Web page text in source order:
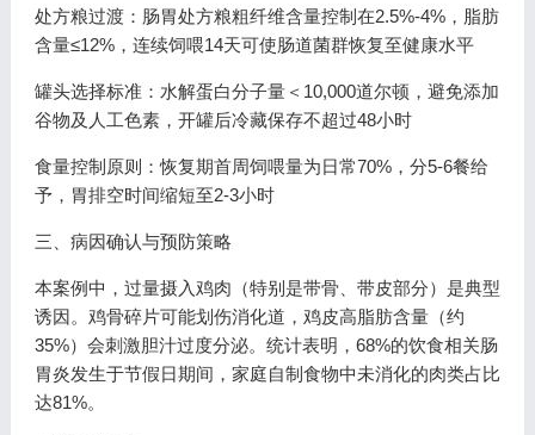
处方粮过渡：肠胃处方粮粗纤维含量控制在2.5%-4%，脂肪
含量≤12%，连续饲喂14天可使肠道菌群恢复至健康水平
罐头选择标准：水解蛋白分子量＜10,000道尔顿，避免添加
谷物及人工色素，开罐后冷藏保存不超过48小时
食量控制原则：恢复期首周饲喂量为日常70%，分5-6餐给
予，胃排空时间缩短至2-3小时
三、病因确认与预防策略
本案例中，过量摄入鸡肉（特别是带骨、带皮部分）是典型
诱因。鸡骨碎片可能划伤消化道，鸡皮高脂肪含量（约
35%）会刺激胆汁过度分泌。统计表明，68%的饮食相关肠
胃炎发生于节假日期间，家庭自制食物中未消化的肉类占比
达81%。